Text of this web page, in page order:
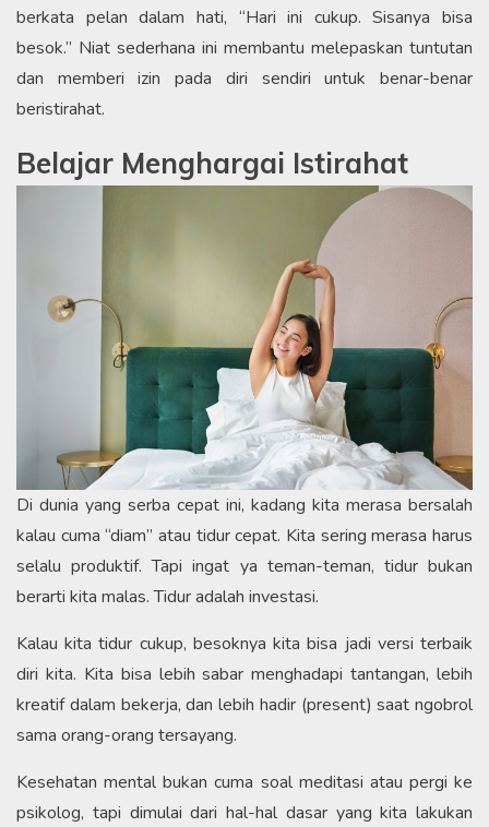
berkata pelan dalam hati, “Hari ini cukup. Sisanya bisa
besok.” Niat sederhana ini membantu melepaskan tuntutan
dan memberi izin pada diri sendiri untuk benar-benar
beristirahat.
Belajar Menghargai Istirahat
Di dunia yang serba cepat ini, kadang kita merasa bersalah
kalau cuma “diam” atau tidur cepat. Kita sering merasa harus
selalu produktif. Tapi ingat ya teman-teman, tidur bukan
berarti kita malas. Tidur adalah investasi.
Kalau kita tidur cukup, besoknya kita bisa jadi versi terbaik
diri kita. Kita bisa lebih sabar menghadapi tantangan, lebih
kreatif dalam bekerja, dan lebih hadir (present) saat ngobrol
sama orang-orang tersayang.
Kesehatan mental bukan cuma soal meditasi atau pergi ke
psikolog, tapi dimulai dari hal-hal dasar yang kita lakukan